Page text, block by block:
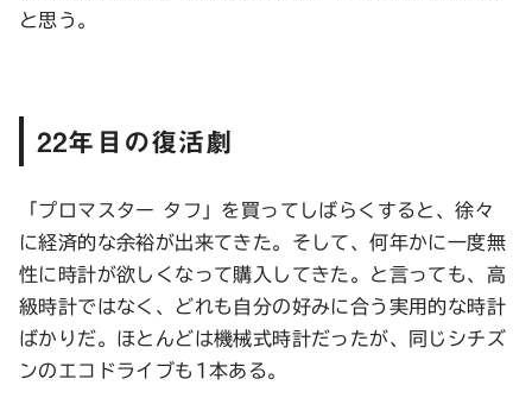
と思う。
22年目の復活劇
「プロマスター タフ」を買ってしばらくすると、徐々
に経済的な余裕が出来てきた。そして、何年かに一度無
性に時計が欲しくなって購入してきた。と言っても、高
級時計ではなく、どれも自分の好みに合う実用的な時計
ばかりだ。ほとんどは機械式時計だったが、同じシチズ
ンのエコドライブも1本ある。